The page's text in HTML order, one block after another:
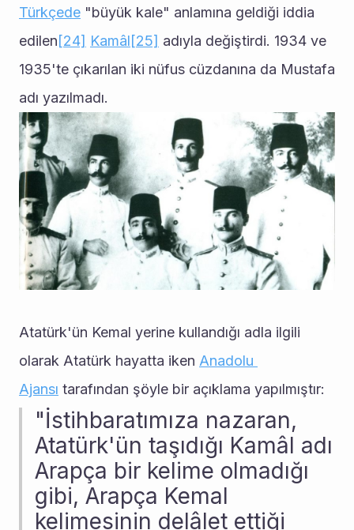
Türkçede "büyük kale" anlamına geldiği iddia
edilen[24] Kamâl[25] adıyla değiştirdi. 1934 ve
1935'te çıkarılan iki nüfus cüzdanına da Mustafa
adı yazılmadı.
Atatürk'ün Kemal yerine kullandığı adla ilgili
olarak Atatürk hayatta iken Anadolu
Ajansı tarafından şöyle bir açıklama yapılmıştır:
"İstihbaratımıza nazaran,
Atatürk'ün taşıdığı Kamâl adı
Arapça bir kelime olmadığı
gibi, Arapça Kemal
kelimesinin delâlet ettiği